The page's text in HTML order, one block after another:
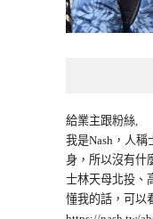
給業主跟粉絲,
我是Nash，人
身，所以沒有什
士林天母北投、
懂我的話，可以